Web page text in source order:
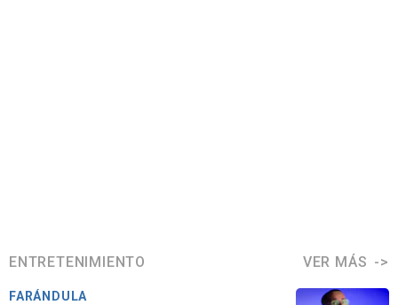
ENTRETENIMIENTO VER MÁS
FARÁNDULA